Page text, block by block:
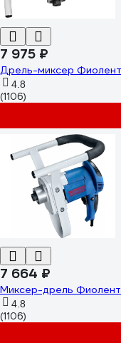
7 975 ₽
Дрель-миксер
4.8
(1106)
7 664 ₽
Миксер-дрель
4.8
(1106)